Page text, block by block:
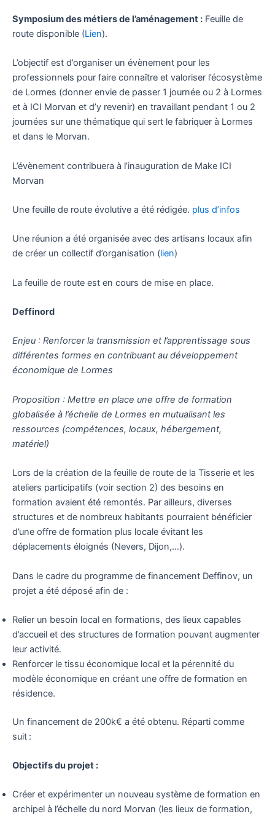
Symposium des métiers de l’aménagement : Feuille de
route disponible (Lien).
L’objectif est d’organiser un évènement pour les
professionnels pour faire connaître et valoriser l’écosystème
de Lormes (donner envie de passer 1 journée ou 2 à Lormes
et à ICI Morvan et d’y revenir) en travaillant pendant 1 ou 2
journées sur une thématique qui sert le fabriquer à Lormes
et dans le Morvan.
L’évènement contribuera à l’inauguration de Make ICI
Morvan
Une feuille de route évolutive a été rédigée. plus d’infos
Une réunion a été organisée avec des artisans locaux afin
de créer un collectif d’organisation (lien)
La feuille de route est en cours de mise en place.
Deffinord
Enjeu : Renforcer la transmission et l’apprentissage sous
différentes formes en contribuant au développement
économique de Lormes
Proposition : Mettre en place une offre de formation
globalisée à l’échelle de Lormes en mutualisant les
ressources (compétences, locaux, hébergement,
matériel)
Lors de la création de la feuille de route de la Tisserie et les
ateliers participatifs (voir section 2) des besoins en
formation avaient été remontés. Par ailleurs, diverses
structures et de nombreux habitants pourraient bénéficier
d’une offre de formation plus locale évitant les
déplacements éloignés (Nevers, Dijon,…).
Dans le cadre du programme de financement Deffinov, un
projet a été déposé afin de :
Relier un besoin local en formations, des lieux capables
d’accueil et des structures de formation pouvant augmenter
leur activité.
Renforcer le tissu économique local et la pérennité du
modèle économique en créant une offre de formation en
résidence.
Un financement de 200k€ a été obtenu. Réparti comme
suit :
Objectifs du projet :
Créer et expérimenter un nouveau système de formation en
archipel à l’échelle du nord Morvan (les lieux de formation,